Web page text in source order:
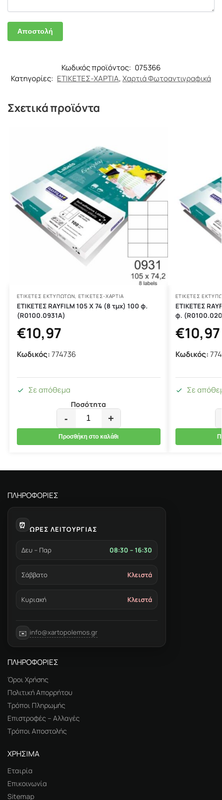
Κωδικός προϊόντος: 075366
Κατηγορίες: ΕΤΙΚΕΤΕΣ-ΧΑΡΤΙΑ,Χαρτιά Φωτοαντιγραφικά
Σχετικά προϊόντα
ΕΤΙΚΈΤΕΣ ΕΚΤΥΠΩΤΏΝ, ΕΤΙΚΕΤΕΣ-ΧΑΡΤΙΑ
ΕΤΙΚΕΤΕΣ RAYFILM 105 Χ 74 (8 τμχ) 100 φ.
(R0100.0931A)
€10,97
Κωδικός:774736
Σε απόθεμα
Ποσότητα
- +
Προσθήκη στο καλάθι
ΕΤΙΚΈΤΕΣ
ΕΤΙΚΕΤΕΣ
φ.
€10,97
Κωδικός:
Σε
ΠΛΗΡΟΦΟΡΙΕΣ
⏰ ΩΡΕΣ ΛΕΙΤΟΥΡΓΙΑΣ
Δευ – Παρ 08:30 – 16:30
Σάββατο Κλειστά
Κυριακή Κλειστά
✉️ info@xartopolemos.gr
ΠΛΗΡΟΦΟΡΙΕΣ
Όροι Χρήσης
Πολιτική Απορρήτου
Τρόποι Πληρωμής
Επιστροφές – Αλλαγές
Τρόποι Αποστολής
ΧΡΗΣΙΜΑ
Εταιρία
Επικοινωνία
Sitemap